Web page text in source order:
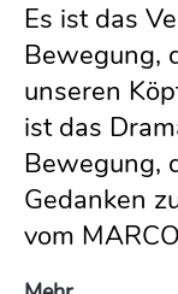
Es ist das
Bewegung,
unseren
ist das
Bewegung,
Gedanken
vom